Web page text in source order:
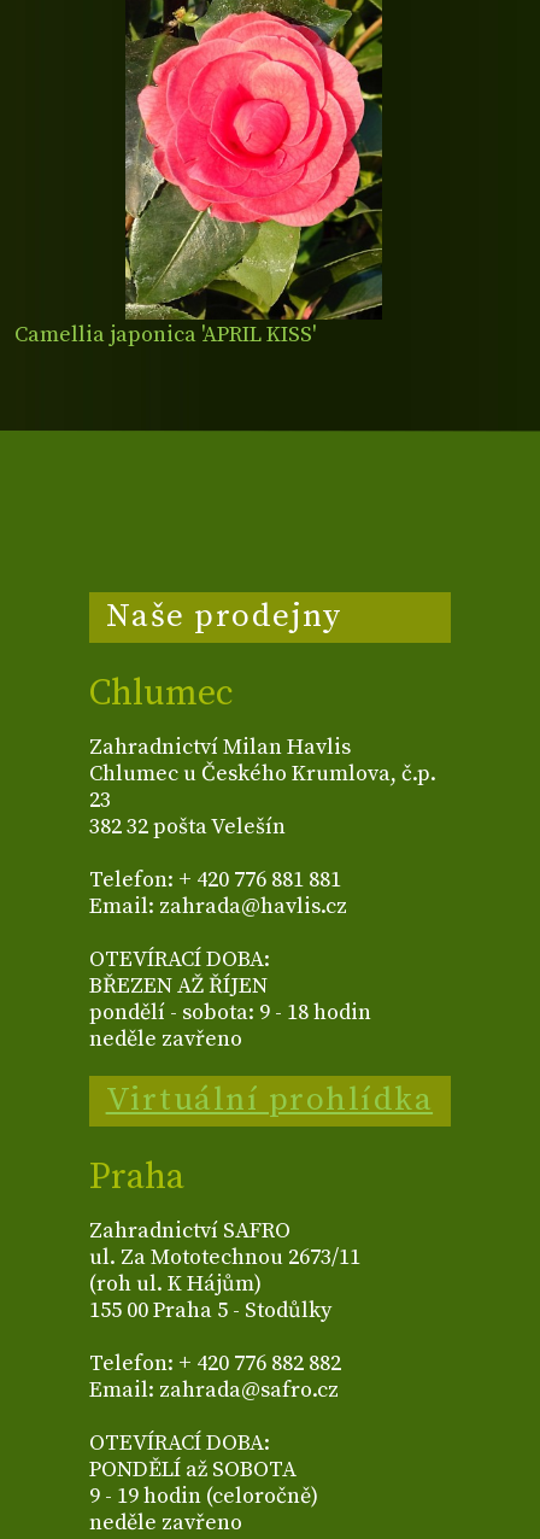
Camellia japonica 'APRIL KISS'
Naše prodejny
Chlumec
Zahradnictví Milan Havlis
Chlumec u Českého Krumlova, č.p.
23
382 32 pošta Velešín
Telefon: + 420 776 881 881
Email: zahrada@havlis.cz
OTEVÍRACÍ DOBA:
BŘEZEN AŽ ŘÍJEN
pondělí - sobota: 9 - 18 hodin
neděle zavřeno
Virtuální prohlídka
Praha
Zahradnictví SAFRO
ul. Za Mototechnou 2673/11
(roh ul. K Hájům)
155 00 Praha 5 - Stodůlky
Telefon: + 420 776 882 882
Email: zahrada@safro.cz
OTEVÍRACÍ DOBA:
PONDĚLÍ až SOBOTA
9 - 19 hodin (celoročně)
neděle zavřeno